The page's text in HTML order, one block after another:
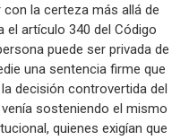
la certeza más allá de
el artículo 340 del Código
puede ser privada de
una sentencia firme que
decisión controvertida del
sosteniendo el mismo
quienes exigían que